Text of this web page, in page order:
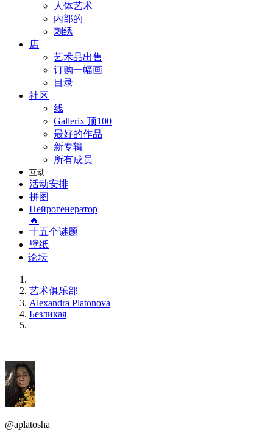
人体艺术
内部的
刺绣
店
艺术品出售
订购一幅画
目录
社区
线
Gallerix 顶100
最好的作品
新专辑
所有成员
互动
活动安排
拼图
Нейрогенератор
🔥
十五个谜题
壁纸
论坛
艺术俱乐部
Alexandra Platonova
Безликая
@aplatosha